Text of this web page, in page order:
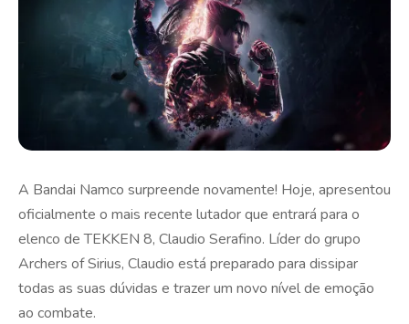
A Bandai Namco surpreende novamente! Hoje, apresentou
oficialmente o mais recente lutador que entrará para o
elenco de TEKKEN 8, Claudio Serafino. Líder do grupo
Archers of Sirius, Claudio está preparado para dissipar
todas as suas dúvidas e trazer um novo nível de emoção
ao combate.